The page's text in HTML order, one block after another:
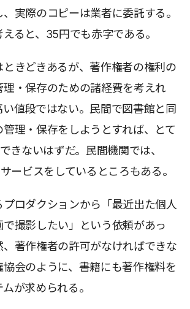
実際のコピーは業者に委託する。
ると、35円でも赤字である。
ときどきあるが、著作権者の権利の
・保存のための諸経費を考えれ
値段ではない。民間で図書館と同
管理・保存をしようとすれば、とて
きないはずだ。民間機関では、
ービスをしているところもある。
プロダクションから「最近出た個人
撮影したい」という依頼があっ
、著作権者の許可がなければできな
協会のように、書籍にも著作権料を
が求められる。